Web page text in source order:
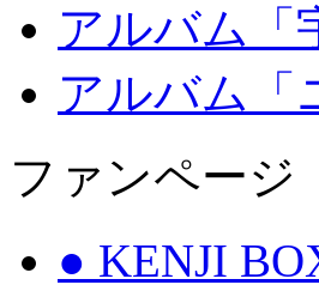
アルバム「
アルバム「
ファンページ
● KENJI